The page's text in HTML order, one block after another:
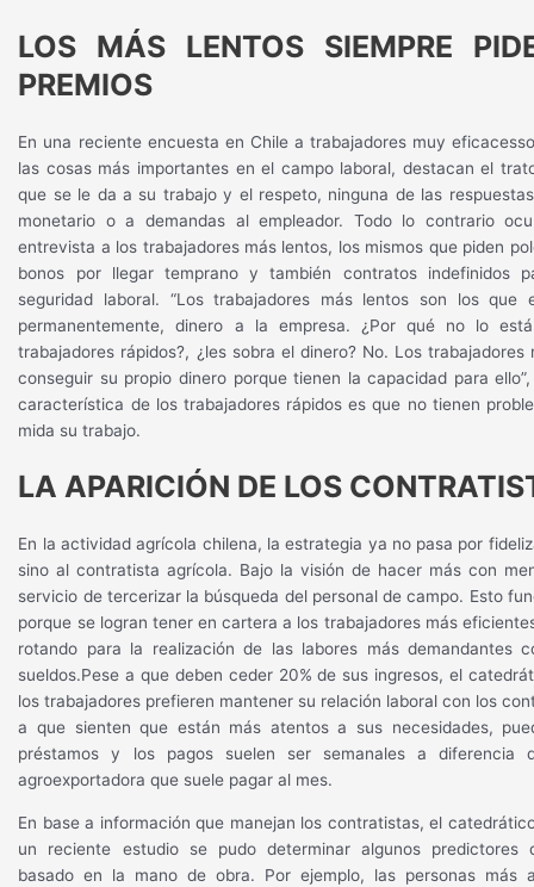
LOS MÁS LENTOS SIEMPRE
PREMIOS
En una reciente encuesta en Chile a trabajadores muy
las cosas más importantes en el campo laboral, destacan el
que se le da a su trabajo y el respeto, ninguna de las
monetario o a demandas al empleador. Todo lo contrario
entrevista a los trabajadores más lentos, los mismos que piden
bonos por llegar temprano y también contratos indefinidos
seguridad laboral. “Los trabajadores más lentos son los que
permanentemente, dinero a la empresa. ¿Por qué no lo
trabajadores rápidos?, ¿les sobra el dinero? No. Los trabajadores
conseguir su propio dinero porque tienen la capacidad para
característica de los trabajadores rápidos es que no tienen
mida su trabajo.
LA APARICIÓN DE LOS
En la actividad agrícola chilena, la estrategia ya no pasa por
sino al contratista agrícola. Bajo la visión de hacer más con
servicio de tercerizar la búsqueda del personal de campo. Esto
porque se logran tener en cartera a los trabajadores más
rotando para la realización de las labores más demandantes
sueldos.Pese a que deben ceder 20% de sus ingresos, el
los trabajadores prefieren mantener su relación laboral con los
a que sienten que están más atentos a sus necesidades,
préstamos y los pagos suelen ser semanales a diferencia
agroexportadora que suele pagar al mes.
En base a información que manejan los contratistas, el
un reciente estudio se pudo determinar algunos predictores
basado en la mano de obra. Por ejemplo, las personas más